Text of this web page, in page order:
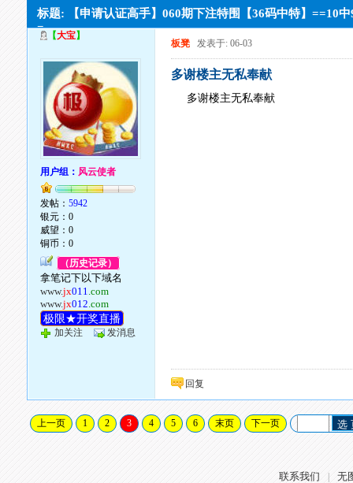
标题: 【申请认证高手】060期下注特围【36码中特】==10
=
【大宝】
用户组： 风云使者
发帖：5942
银元：0
威望：0
铜币：0
（历史记录）
拿笔记下以下域名
www.jx011.com
www.jx012.com
极限★开奖直播
加关注 发消息
板凳 发表于: 06-03
多谢楼主无私奉献
多谢楼主无私奉献
回复
上一页 1 2 3 4 5 6 末页 下一页 选
联系我们 无